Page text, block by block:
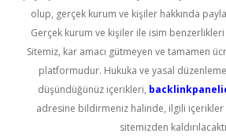
olup, gerçek kurum ve kişiler hakkında
Gerçek kurum ve kişiler ile isim
Sitemiz, kar amacı gütmeyen ve tamamen
platformudur. Hukuka ve yasal
düşündüğünüz içerikleri,
adresine bildirmeniz halinde, ilgili içerikler
sitemizden